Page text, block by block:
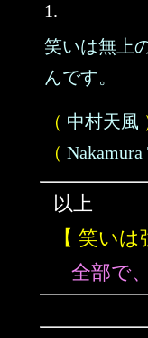
1.
笑いは無上
んです。
（ 中村天風
（ Nakamura
以上
【 笑いは
全部で